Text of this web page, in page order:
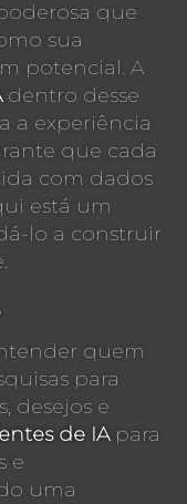
que
sua
potencial. A
dentro desse
a experiência
que cada
com dados
está um
lo a construir
quem
para
desejos e
de IApara
e
uma